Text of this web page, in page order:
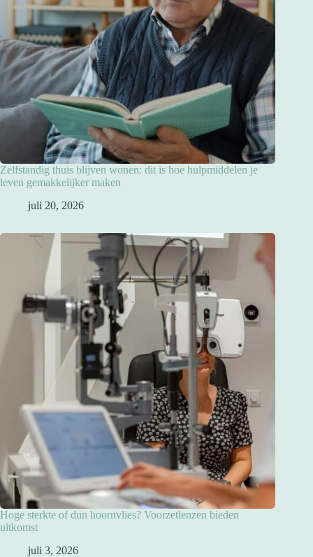
Zelfstandig thuis blijven wonen: dit is hoe hulpmiddelen je
leven gemakkelijker maken
juli 20, 2026
Hoge sterkte of dun hoornvlies? Voorzetlenzen bieden
uitkomst
juli 3, 2026